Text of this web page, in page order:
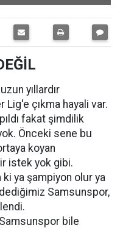
yıllardır
çıkma hayali var.
fakat şimdilik
Önceki sene bu
koyan
istek yok gibi.
ki ya şampiyon olur ya
Samsunspor,
bile